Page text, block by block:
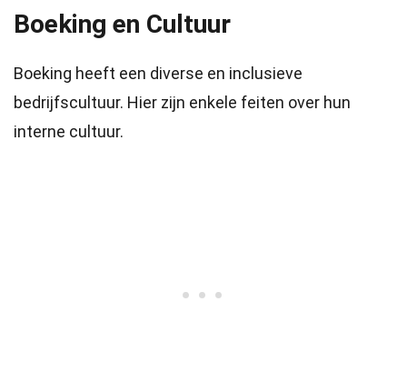
Boeking en Cultuur
Boeking heeft een diverse en inclusieve
bedrijfscultuur. Hier zijn enkele feiten over hun
interne cultuur.